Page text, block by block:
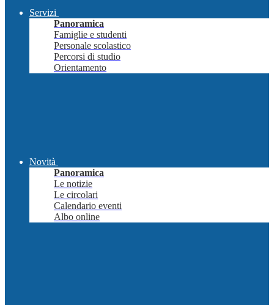
Servizi
Panoramica
Famiglie e studenti
Personale scolastico
Percorsi di studio
Orientamento
Novità
Panoramica
Le notizie
Le circolari
Calendario eventi
Albo online